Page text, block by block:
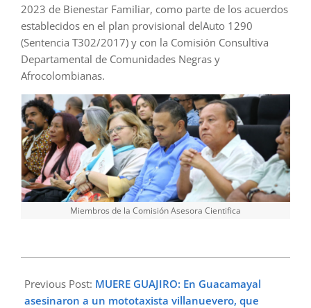
2023 de Bienestar Familiar, como parte de los acuerdos
establecidos en el plan provisional delAuto 1290
(Sentencia T302/2017) y con la Comisión Consultiva
Departamental de Comunidades Negras y
Afrocolombianas.
Miembros de la Comisión Asesora Cientifica
12-
08
Previous Post: MUERE GUAJIRO: En Guacamayal
asesinaron a un mototaxista villanuevero, que